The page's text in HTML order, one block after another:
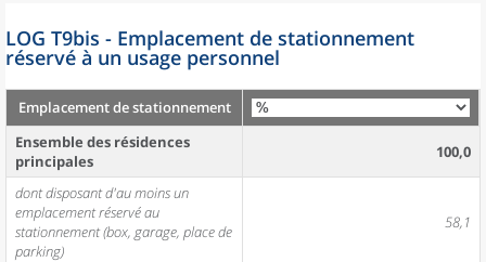
LOG T9bis - Emplacement de stationnement
réservé à un usage personnel
Emplacement de stationnement
Ensemble des résidences
principales
100,0
dont disposant d'au moins un
emplacement réservé au
stationnement (box, garage, place de
parking)
58,1